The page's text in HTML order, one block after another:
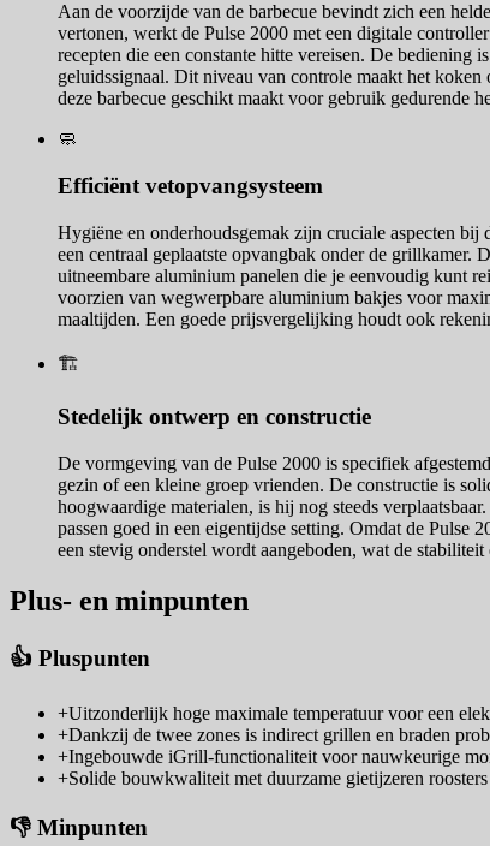
Aan de voorzijde van de barbecue bevindt zich een
vertonen, werkt de Pulse 2000 met een digitale
recepten die een constante hitte vereisen. De bediening
geluidssignaal. Dit niveau van controle maakt het
deze barbecue geschikt maakt voor gebruik gedurende
🧼
Efficiënt vetopvangsysteem
Hygiëne en onderhoudsgemak zijn cruciale aspecten bij
een centraal geplaatste opvangbak onder de
uitneembare aluminium panelen die je eenvoudig kunt
voorzien van wegwerpbare aluminium bakjes voor
maaltijden. Een goede prijsvergelijking houdt ook
🏗️
Stedelijk ontwerp en constructie
De vormgeving van de Pulse 2000 is specifiek
gezin of een kleine groep vrienden. De constructie is
hoogwaardige materialen, is hij nog steeds
passen goed in een eigentijdse setting. Omdat de
een stevig onderstel wordt aangeboden, wat de
Plus- en minpunten
👍 Pluspunten
+Uitzonderlijk hoge maximale temperatuur voor een
+Dankzij de twee zones is indirect grillen en braden
+Ingebouwde iGrill-functionaliteit voor nauwkeurige
+Solide bouwkwaliteit met duurzame gietijzeren
👎 Minpunten